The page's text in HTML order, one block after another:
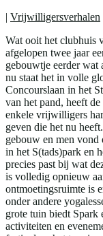
| Vrijwilligersverhalen
Wat ooit het clubhuis
afgelopen twee jaar
gebouwtje eerder wat
nu staat het in volle
Concourslaan in het
van het pand, heeft
enkele vrijwilligers
geven die het nu
gebouw en men vond
in het S(tads)park en
precies past bij wat
is volledig opnieuw
ontmoetingsruimte is
onder andere
grote tuin biedt Spark
activiteiten en